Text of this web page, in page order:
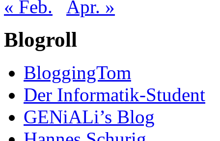
« Feb. Apr. »
Blogroll
BloggingTom
Der Informatik-Student
GENiALi’s Blog